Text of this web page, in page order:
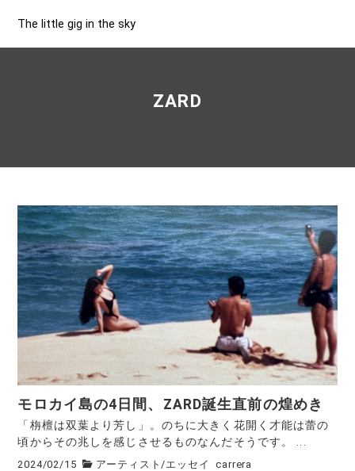
The little gig in the sky
ZARD
モロカイ島の4日間、ZARD誕生直前の煌めき
「栴檀は双葉より芳し」。のちに大きく花開く才能は蕾の
頃からその兆しを感じさせるものなんだそうです。 ...
2024/02/15 アーティスト /エッセイ carrera